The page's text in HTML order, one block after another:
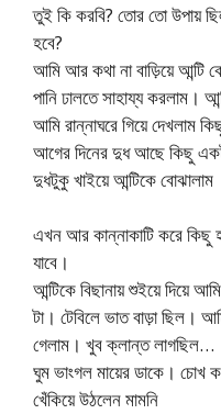
তুই কি করবি? তোর তো উপায়
হবে?
আমি আর কথা না বাড়িয়ে আন্টি
পানি ঢালতে সাহায্য করলাম।
আমি রান্নাঘরে গিয়ে দেখলাম
আগের দিনের দুধ আছে কিছু
দুধটুকু খাইয়ে আন্টিকে বোঝালাম
এখন আর কান্নাকাটি করে কিছু
যাবে।
আন্টিকে বিছানায় শুইয়ে দিয়ে
টা। টেবিলে ভাত বাড়া ছিল।
গেলাম। খুব ক্লান্ত লাগছিল…
ঘুম ভাংগল মায়ের ডাকে। চোখ
খেঁকিয়ে উঠলেন মামনি